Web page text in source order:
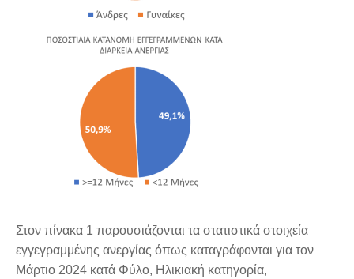
Στον πίνακα 1 παρουσιάζονται τα στατιστικά στοιχεία
εγγεγραμμένης ανεργίας όπως καταγράφονται για τον
Μάρτιο 2024 κατά Φύλο, Ηλικιακή κατηγορία,